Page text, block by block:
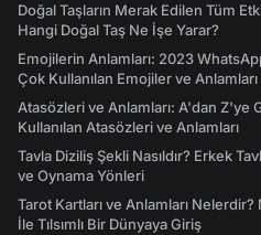
Doğal Taşların Merak Edilen Tüm
Hangi Doğal Taş Ne İşe Yarar?
Emojilerin Anlamları: 2023
Çok Kullanılan Emojiler ve Anlamları
Atasözleri ve Anlamları: A'dan Z'ye
Kullanılan Atasözleri ve Anlamları
Tavla Diziliş Şekli Nasıldır? Erkek
ve Oynama Yönleri
Tarot Kartları ve Anlamları
İle Tılsımlı Bir Dünyaya Giriş